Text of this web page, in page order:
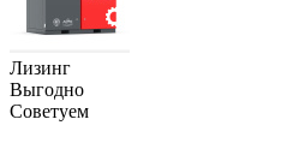
Лизинг
Выгодно
Советуем